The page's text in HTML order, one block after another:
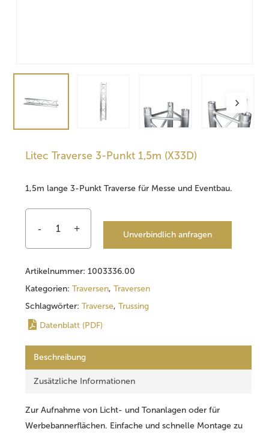
Litec Traverse 3-Punkt 1,5m (X33D)
1,5m lange 3-Punkt Traverse für Messe und Eventbau.
Unverbindlich anfragen
Artikelnummer: 1003336.00
Kategorien: Traversen, Traversen
Schlagwörter: Traverse, Trussing
Datenblatt (PDF)
Beschreibung
Zusätzliche Informationen
Zur Aufnahme von Licht- und Tonanlagen oder für
Werbebannerflächen. Einfache und schnelle Montage zu